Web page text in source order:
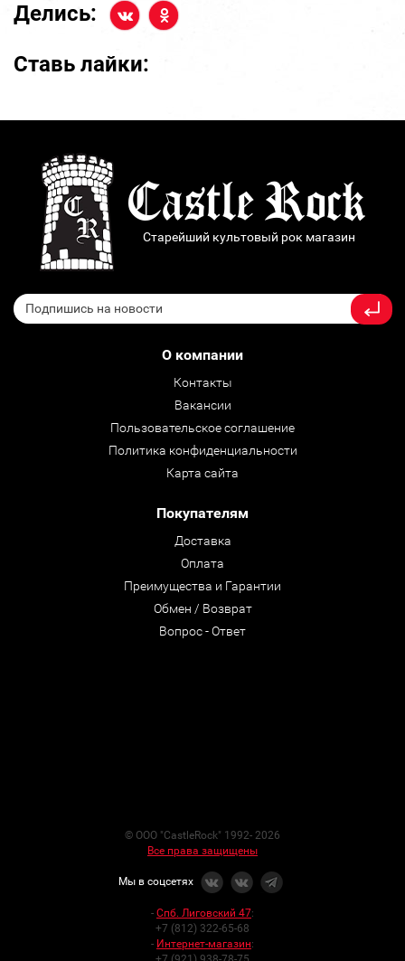
Делись:
Ставь лайки:
Старейший культовый рок магазин
О компании
Контакты
Вакансии
Пользовательское соглашение
Политика конфиденциальности
Карта сайта
Покупателям
Доставка
Оплата
Преимущества и Гарантии
Обмен / Возврат
Вопрос - Ответ
© ООО "CastleRock" 1992- 2026
Все права защищены
Мы в соцсетях
- Спб. Лиговский 47:
+7 (812) 322-65-68
- Интернет-магазин: